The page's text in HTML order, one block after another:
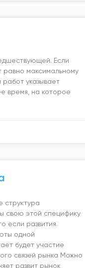
Если
максимальному
указывает
время, на которое
структура
свою этой специфику
если развития.
одной
будет участие
связей рынка Можно
развит рынок